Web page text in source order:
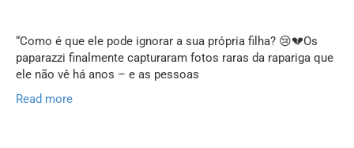
“Como é que ele pode ignorar a sua própria filha? 😢💔Os
paparazzi finalmente capturaram fotos raras da rapariga que
ele não vê há anos – e as pessoas
Read more